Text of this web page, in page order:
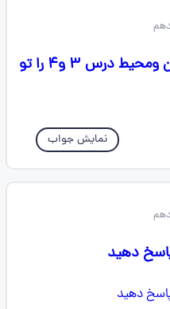
دوستان کسی سوال های انسان ومحیط درس ۳ و۴ را تو
نمایش جواب
دهید